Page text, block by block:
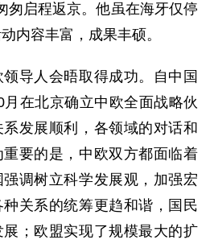
匆启程返京。他虽在海牙仅停
内容丰富，成果丰硕。
人会晤取得成功。自中国
在北京确立中欧全面战略伙
发展顺利，各领域的对话和
要的是，中欧双方都面临着
调树立科学发展观，加强宏
关系的统筹更趋和谐，国民
；欧盟实现了规模最大的扩